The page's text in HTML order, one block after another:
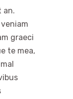
an.
graeci
te mea,